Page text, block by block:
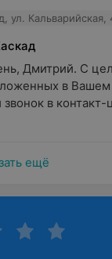
ул. Кальварийская,
Дмитрий. С
в
звонок в
ещё